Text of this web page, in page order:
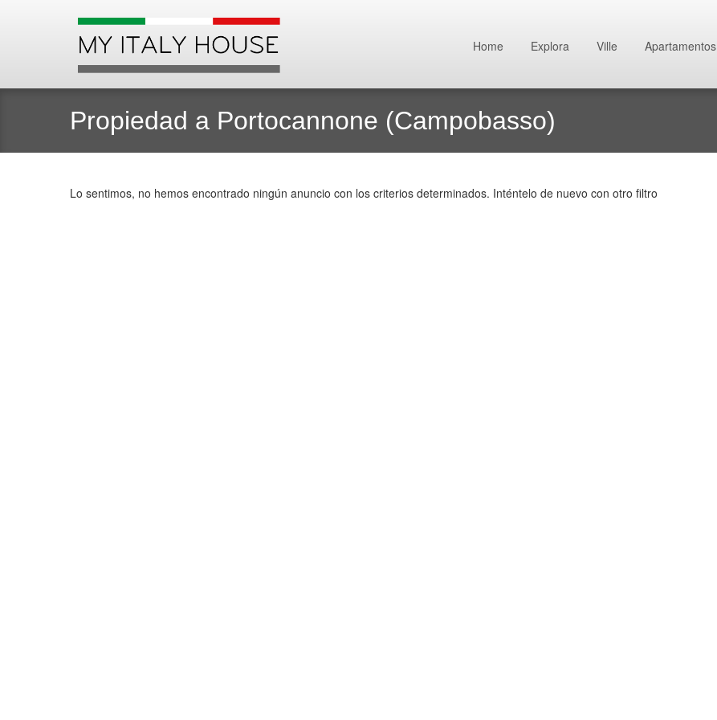
Home Explora Ville Apartamentos
Propiedad a Portocannone (Campobasso)
Lo sentimos, no hemos encontrado ningún anuncio con los criterios determinados. Inténtelo de nuevo con otro filtro